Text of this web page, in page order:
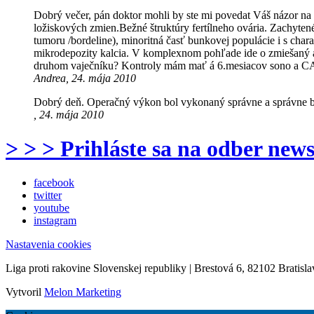
Dobrý večer, pán doktor mohli by ste mi povedat Váš názor
ložiskových zmien.Bežné štruktúry fertílneho ovária.
tumoru /bordeline), minoritná časť bunkovej populácie i s
mikrodepozity kalcia. V komplexnom pohľade ide o
druhom vaječníku? Kontroly mám mať á 6.mesiacov sono a
Andrea, 24. mája 2010
Dobrý deň. Operačný výkon bol vykonaný správne a správne
, 24. mája 2010
> > > Prihláste sa na odber
facebook
twitter
youtube
instagram
Nastavenia cookies
Liga proti rakovine Slovenskej republiky | Brestová 6, 82102
Vytvoril Melon Marketing